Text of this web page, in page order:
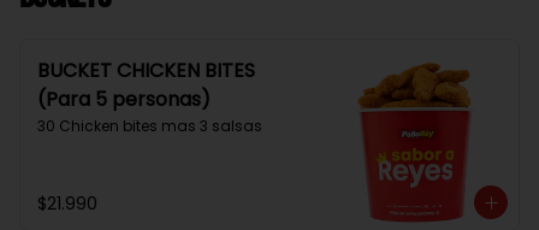
BUCKET CHICKEN BITES
(Para 5 personas)
30 Chicken bites mas 3 salsas
$21.990